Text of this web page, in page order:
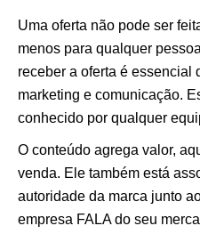
Uma oferta não pode ser
menos para qualquer
receber a oferta é essencial
marketing e comunicação.
conhecido por qualquer
O conteúdo agrega valor,
venda. Ele também está
autoridade da marca junto
empresa FALA do seu